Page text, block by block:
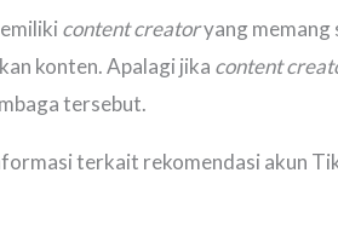
content creatoryang memang
konten. Apalagi jika content
tersebut.
terkait rekomendasi akun